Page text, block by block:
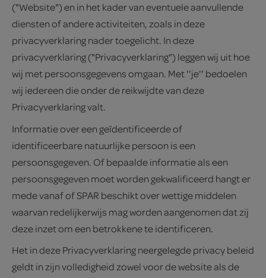
("Website") en in het kader van eventuele aanvullende
diensten of andere activiteiten, zoals in deze
privacyverklaring nader toegelicht. In deze
privacyverklaring ("Privacyverklaring") leggen wij uit hoe
wij met persoonsgegevens omgaan. Met ''je'' bedoelen
wij iedereen die onder de reikwijdte van deze
Privacyverklaring valt.
Informatie over een geïdentificeerde of
identificeerbare natuurlijke persoon is een
persoonsgegeven. Of bepaalde informatie als een
persoonsgegeven moet worden gekwalificeerd hangt er
mede vanaf of SPAR beschikt over wettige middelen
waarvan redelijkerwijs mag worden aangenomen dat zij
deze inzet om een betrokkene te identificeren.
Het in deze Privacyverklaring neergelegde privacy beleid
geldt in zijn volledigheid zowel voor de website als de